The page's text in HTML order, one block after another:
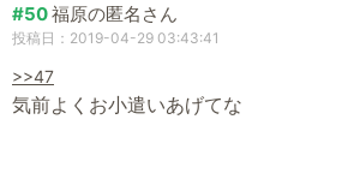
#50福原の匿名さん
投稿日：2019-04-29 03:43:41
>>47
気前よくお小遣いあげてな